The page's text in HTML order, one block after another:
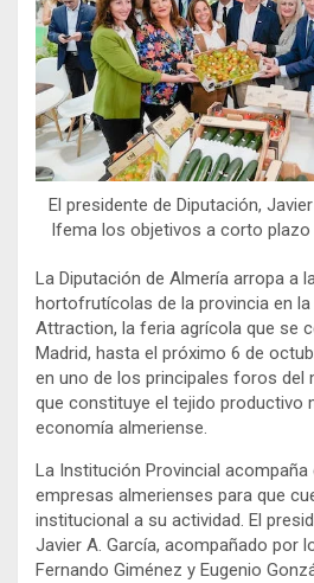
El presidente de Diputación,
Ifema los objetivos a corto
La Diputación de Almería arropa a
hortofrutícolas de la provincia en
Attraction, la feria agrícola que se
Madrid, hasta el próximo 6 de
en uno de los principales foros del
que constituye el tejido productivo
economía almeriense.
La Institución Provincial acompaña
empresas almerienses para que
institucional a su actividad. El
Javier A. García, acompañado por
Fernando Giménez y Eugenio